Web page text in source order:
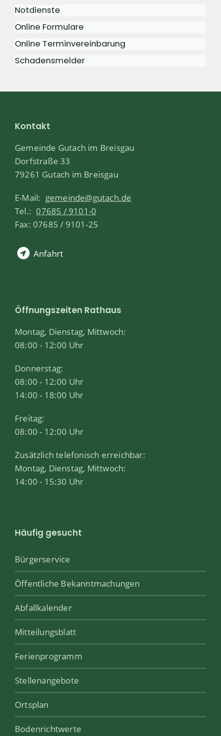
Notdienste
Online Formulare
Online Terminvereinbarung
Schadensmelder
Kontakt
Gemeinde Gutach im Breisgau
Dorfstraße 33
79261 Gutach im Breisgau
E-Mail: gemeinde@gutach.de
Tel.: 07685 / 9101-0
Fax: 07685 / 9101-25
Anfahrt
Öffnungszeiten Rathaus
Montag, Dienstag, Mittwoch:
08:00 - 12:00 Uhr
Donnerstag:
08:00 - 12:00 Uhr
14:00 - 18:00 Uhr
Freitag:
08:00 - 12:00 Uhr
Zusätzlich telefonisch erreichbar:
Montag, Dienstag, Mittwoch:
14:00 - 15:30 Uhr
Häufig gesucht
Bürgerservice
Öffentliche Bekanntmachungen
Abfallkalender
Mitteilungsblatt
Ferienprogramm
Stellenangebote
Ortsplan
Bodenrichtwerte